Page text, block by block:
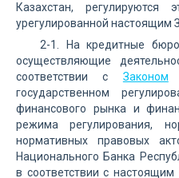
Казахстан,
урегулированной настоящим
2-1. На кредитные
осуществляющие
соответствии с Законом
государственном
финансового рынка и
режима регулирования,
нормативных правовых
Национального Банка
в соответствии с